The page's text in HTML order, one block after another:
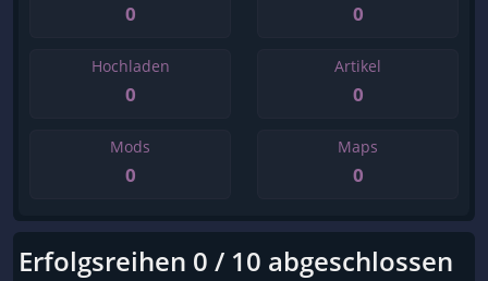
0 0
Hochladen
0
Artikel
0
Mods
0
Maps
0
Erfolgsreihen 0 / 10 abgeschlossen